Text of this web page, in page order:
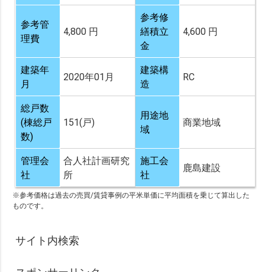
参考管
理費
4,800 円
参考修
繕積立
金
4,600 円
建築年
月
2020年01月
建築構
造
RC
総戸数
(棟総戸
数)
151(戸)
用途地
域
商業地域
管理会
社
合人社計画研究
所
施工会
社
鹿島建設
※参考価格は過去の売買/賃貸事例の平米単価に平均面積を乗じて算出した
ものです。
サイト内検索